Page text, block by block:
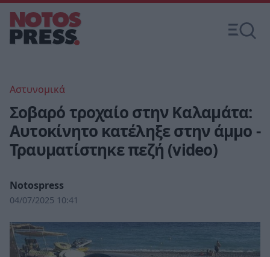
Αστυνομικά
Σοβαρό τροχαίο στην Καλαμάτα:
Αυτοκίνητο κατέληξε στην άμμο -
Τραυματίστηκε πεζή (video)
Notospress
04/07/2025 10:41